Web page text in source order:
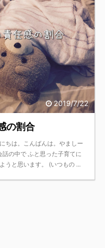
2019/7/22
の割合
ちは。こんばんは。やましー
の中で ふと思った子育てに
うと思います。 (いつもの ...